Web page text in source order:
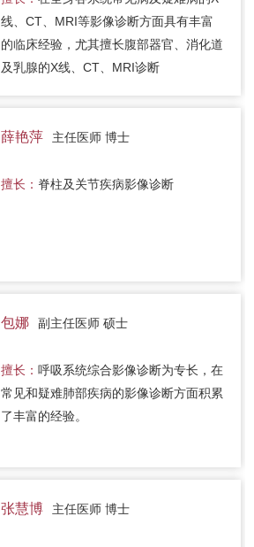
线、CT、MRI等影像诊断方面具有丰富
的临床经验，尤其擅长腹部器官、消化道
及乳腺的X线、CT、MRI诊断
薛艳萍 主任医师 博士
擅长： 脊柱及关节疾病影像诊断
包娜 副主任医师 硕士
擅长： 呼吸系统综合影像诊断为专长，在
常见和疑难肺部疾病的影像诊断方面积累
了丰富的经验。
张慧博 主任医师 博士